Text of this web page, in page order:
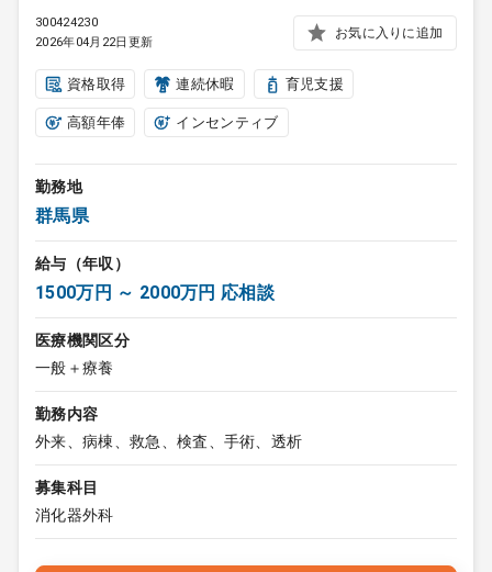
300424230
2026年04月22日更新
お気に入りに追加
資格取得 連続休暇 育児支援
高額年俸 インセンティブ
勤務地
群馬県
給与（年収）
1500万円 ～ 2000万円 応相談
医療機関区分
一般＋療養
勤務内容
外来、病棟、救急、検査、手術、透析
募集科目
消化器外科